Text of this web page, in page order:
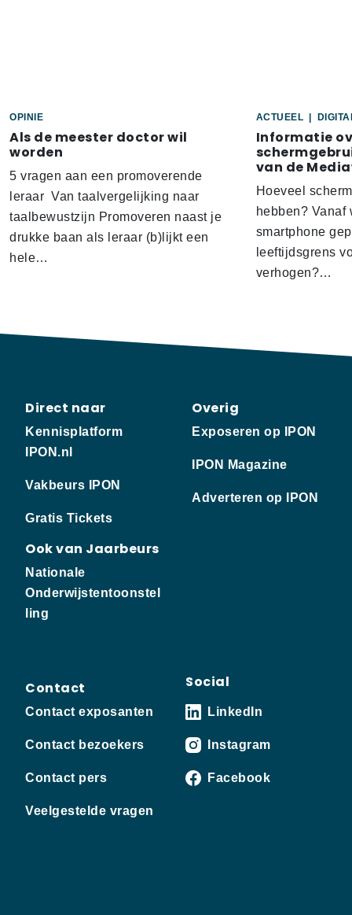
OPINIE
Als de meester doctor wil
worden
5 vragen aan een promoverende
leraar Van taalvergelijking naar
taalbewustzijn Promoveren naast je
drukke baan als leraar (b)lijkt een
hele…
ACTUEEL
Informatie
van de
Hoeveel
hebben?
smartphone
leeftijdsgrens
verhogen?…
Direct naar
Kennisplatform
IPON.nl
Vakbeurs IPON
Gratis Tickets
Ook van Jaarbeurs
Nationale
Onderwijstentoonstel
ling
Overig
Exposeren op IPON
IPON Magazine
Adverteren op IPON
Contact
Contact exposanten
Contact bezoekers
Contact pers
Veelgestelde vragen
Social
LinkedIn
Instagram
Facebook